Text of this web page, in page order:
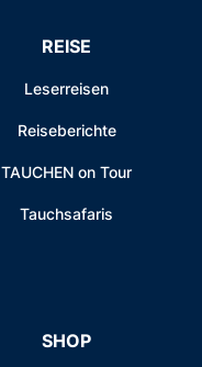
REISE
Leserreisen
Reiseberichte
TAUCHEN on Tour
Tauchsafaris
SHOP